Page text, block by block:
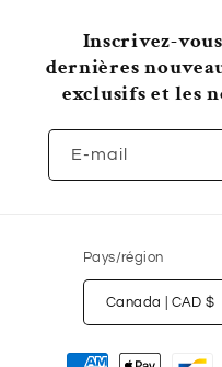
Inscrivez-
dernières
exclusifs et les
E-mail
Pays/région
Canada | CAD $
Moyens